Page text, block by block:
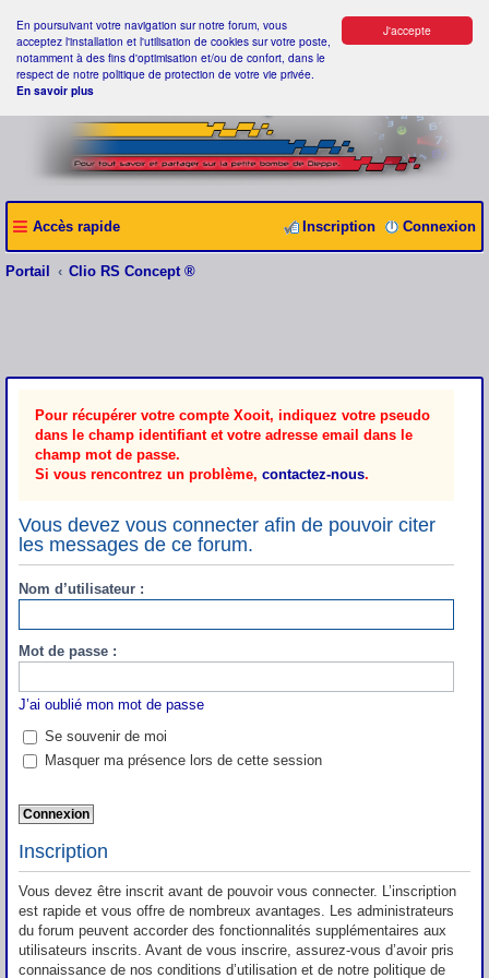
J'accepte
En poursuivant votre navigation sur notre forum, vous
acceptez l'installation et l'utilisation de cookies sur votre poste,
notamment à des fins d'optimisation et/ou de confort, dans le
respect de notre politique de protection de votre vie privée.
En savoir plus
Accès rapide Connexion
Inscription
Portail Clio RS Concept ®
Pour récupérer votre compte Xooit, indiquez votre pseudo
dans le champ identifiant et votre adresse email dans le
champ mot de passe.
Si vous rencontrez un problème, contactez-nous.
Vous devez vous connecter afin de pouvoir citer
les messages de ce forum.
Nom d’utilisateur :
Mot de passe :
J’ai oublié mon mot de passe
Se souvenir de moi
Masquer ma présence lors de cette session
Inscription
Vous devez être inscrit avant de pouvoir vous connecter. L’inscription
est rapide et vous offre de nombreux avantages. Les administrateurs
du forum peuvent accorder des fonctionnalités supplémentaires aux
utilisateurs inscrits. Avant de vous inscrire, assurez-vous d’avoir pris
connaissance de nos conditions d’utilisation et de notre politique de